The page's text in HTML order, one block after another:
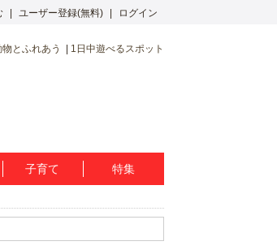
ユーザー登録(無料) ログイン
物とふれあう 1日中遊べるスポット
子育て 特集